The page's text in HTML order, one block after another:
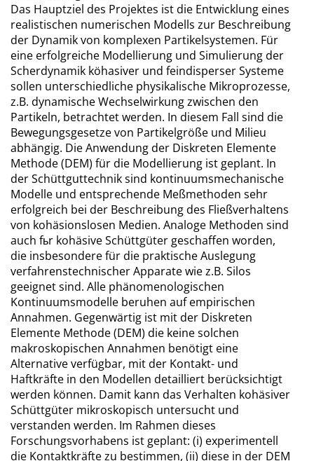
Das Hauptziel des Projektes ist die Entwicklung eines
realistischen numerischen Modells zur Beschreibung
der Dynamik von komplexen Partikelsystemen. Für
eine erfolgreiche Modellierung und Simulierung der
Scherdynamik köhasiver und feindisperser Systeme
sollen unterschiedliche physikalische Mikroprozesse,
z.B. dynamische Wechselwirkung zwischen den
Partikeln, betrachtet werden. In diesem Fall sind die
Bewegungsgesetze von Partikelgröße und Milieu
abhängig. Die Anwendung der Diskreten Elemente
Methode (DEM) für die Modellierung ist geplant. In
der Schüttguttechnik sind kontinuumsmechanische
Modelle und entsprechende Meßmethoden sehr
erfolgreich bei der Beschreibung des Fließverhaltens
von kohäsionslosen Medien. Analoge Methoden sind
auch fьr kohäsive Schüttgüter geschaffen worden,
die insbesondere für die praktische Auslegung
verfahrenstechnischer Apparate wie z.B. Silos
geeignet sind. Alle phänomenologischen
Kontinuumsmodelle beruhen auf empirischen
Annahmen. Gegenwärtig ist mit der Diskreten
Elemente Methode (DEM) die keine solchen
makroskopischen Annahmen benötigt eine
Alternative verfügbar, mit der Kontakt- und
Haftkräfte in den Modellen detailliert berücksichtigt
werden können. Damit kann das Verhalten kohäsiver
Schüttgüter mikroskopisch untersucht und
verstanden werden. Im Rahmen dieses
Forschungsvorhabens ist geplant: (i) experimentell
die Kontaktkräfte zu bestimmen, (ii) diese in der DEM